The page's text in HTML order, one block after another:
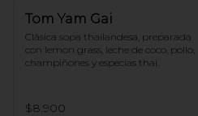
Tom Yam Gai
Clásica sopa thailandesa, preparada
con lemon grass, leche de coco, pollo,
champiñones y especias thai.
$8.900